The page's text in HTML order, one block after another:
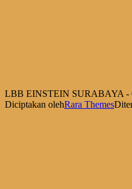
LBB EINSTEIN SURABAYA -
Diciptakan olehRara Themes